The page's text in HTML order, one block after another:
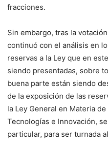
fracciones.
Sin embargo, tras la
continuó con el análisis en
reservas a la Ley que en
siendo presentadas, sobre
buena parte están siendo
de la exposición de las
la Ley General en Materia
Tecnologías e Innovación,
particular, para ser turnada